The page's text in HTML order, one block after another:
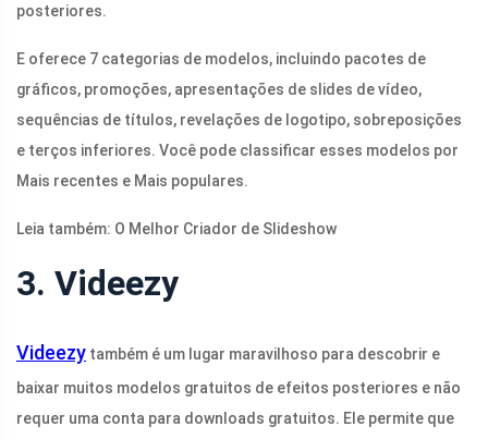
posteriores.
E oferece 7 categorias de modelos, incluindo pacotes de
gráficos, promoções, apresentações de slides de vídeo,
sequências de títulos, revelações de logotipo, sobreposições
e terços inferiores. Você pode classificar esses modelos por
Mais recentes e Mais populares.
Leia também: O Melhor Criador de Slideshow
3. Videezy
Videezy também é um lugar maravilhoso para descobrir e
baixar muitos modelos gratuitos de efeitos posteriores e não
requer uma conta para downloads gratuitos. Ele permite que